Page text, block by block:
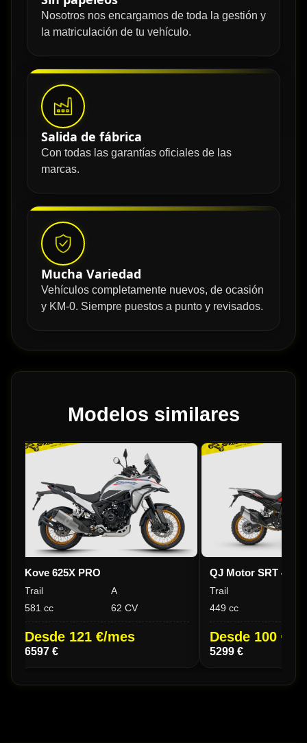
Nosotros nos encargamos de toda la gestión y
la matriculación de tu vehículo.
Salida de fábrica
Con todas las garantías oficiales de las
marcas.
Mucha Variedad
Vehículos completamente nuevos, de ocasión
y KM-0. Siempre puestos a punto y revisados.
Modelos similares
Kove 625X PRO
Trail
A
581 cc
62 CV
Desde 121 €/mes
6597 €
QJ Motor SRT 450
Trail
449 cc
Desde 100 €/
5299 €